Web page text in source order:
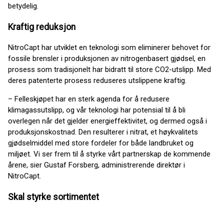
betydelig.
Kraftig reduksjon
NitroCapt har utviklet en teknologi som eliminerer behovet for
fossile brensler i produksjonen av nitrogenbasert gjødsel, en
prosess som tradisjonelt har bidratt til store CO2-utslipp. Med
deres patenterte prosess reduseres utslippene kraftig.
– Felleskjøpet har en sterk agenda for å redusere
klimagassutslipp, og vår teknologi har potensial til å bli
overlegen når det gjelder energieffektivitet, og dermed også i
produksjonskostnad. Den resulterer i nitrat, et høykvalitets
gjødselmiddel med store fordeler for både landbruket og
miljøet. Vi ser frem til å styrke vårt partnerskap de kommende
årene, sier Gustaf Forsberg, administrerende direktør i
NitroCapt.
Skal styrke sortimentet